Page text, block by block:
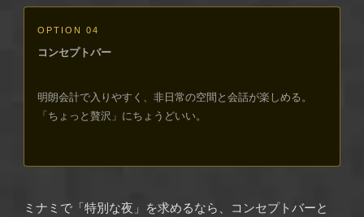
OPTION 04
コンセプトバー
明朗会計で入りやすく、非日常の空間と会話が楽しめる。
「ちょっと贅沢」にちょうどいい。
ミナミで「特別な夜」を求めるなら、コンセプトバーと